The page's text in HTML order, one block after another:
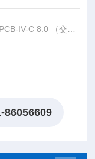
步提升了诱虫能力、
多维度解析虫情发
控提供决策依据。
（交直流通用版）
86056609